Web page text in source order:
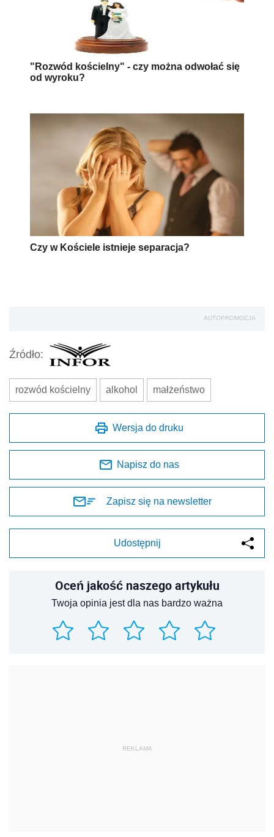
"Rozwód kościelny" - czy można odwołać się
od wyroku?
Czy w Kościele istnieje separacja?
AUTOPROMOCJA
Źródło:
rozwód kościelny alkohol małżeństwo
Wersja do druku
Napisz do nas
Zapisz się na newsletter
Udostępnij
Oceń jakość naszego artykułu
Twoja opinia jest dla nas bardzo ważna
REKLAMA